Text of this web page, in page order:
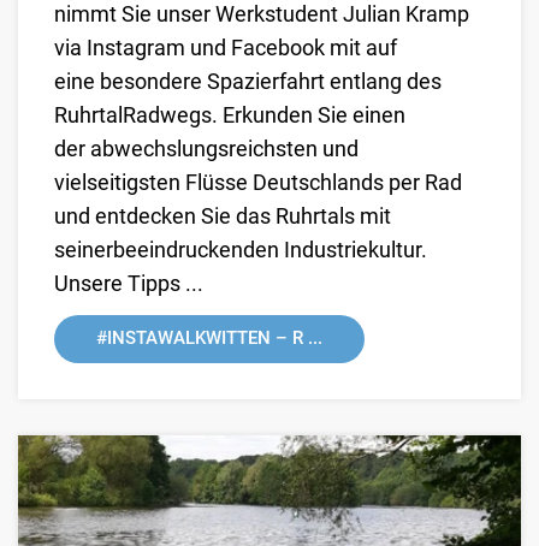
nimmt Sie unser Werkstudent Julian Kramp
via Instagram und Facebook mit auf
eine besondere Spazierfahrt entlang des
RuhrtalRadwegs. Erkunden Sie einen
der abwechslungsreichsten und
vielseitigsten Flüsse Deutschlands per Rad
und entdecken Sie das Ruhrtals mit
seinerbeeindruckenden Industriekultur.
Unsere Tipps ...
#INSTAWALKWITTEN – R ...